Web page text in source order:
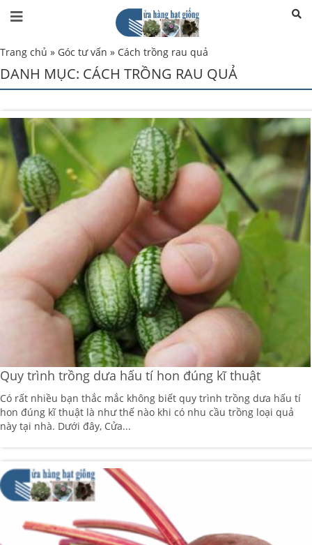
Trang chủ » Góc tư vấn » Cách trồng rau quả
DANH MỤC: CÁCH TRỒNG RAU QUẢ
Quy trình trồng dưa hấu tí hon đúng kĩ thuật
Có rất nhiều bạn thắc mắc không biết quy trình trồng dưa hấu tí
hon đúng kĩ thuật là như thế nào khi có nhu cầu trồng loại quả
này tại nhà. Dưới đây, Cửa...